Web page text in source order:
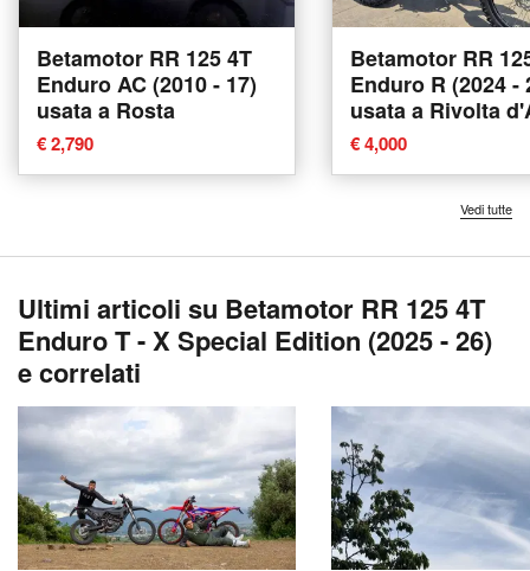
Betamotor RR 125 4T
Enduro AC (2010 - 17)
usata a Rosta
€ 2,790
Betamotor RR
Enduro R (2024 -
usata a Rivolta
€ 4,000
Vedi tutte
Ultimi articoli su Betamotor RR 125 4T
Enduro T - X Special Edition (2025 - 26)
e correlati